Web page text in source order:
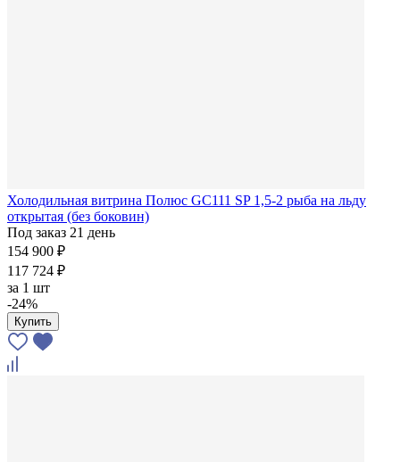
Холодильная витрина Полюс GC111 SP 1,5-2 рыба на льду
открытая (без боковин)
Под заказ 21 день
154 900 ₽
117 724 ₽
за 1 шт
-24%
Купить